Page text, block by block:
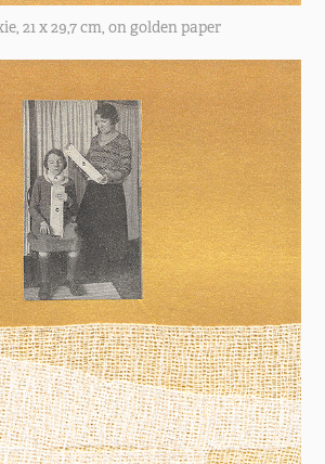
21 x 29,7 cm, on golden paper